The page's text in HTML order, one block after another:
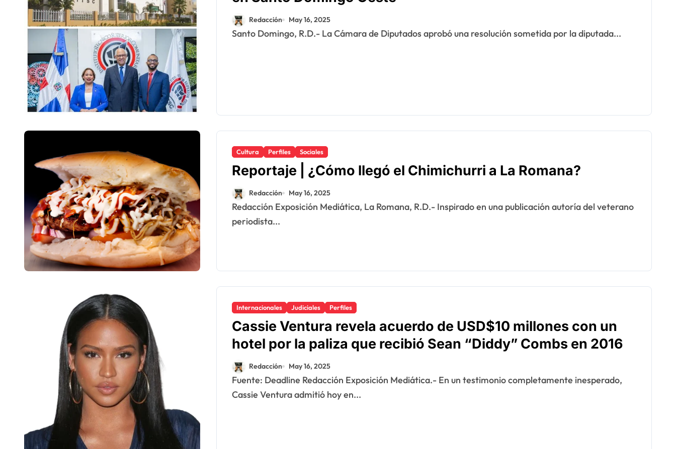
Redacción May 16, 2025
Santo Domingo, R.D.- La Cámara de Diputados aprobó una resolución sometida por la diputada...
Cultura Perfiles Sociales
Reportaje | ¿Cómo llegó el Chimichurri a La Romana?
Redacción May 16, 2025
Redacción Exposición Mediática, La Romana, R.D.- Inspirado en una publicación autoría del veterano
periodista...
Internacionales Judiciales Perfiles
Cassie Ventura revela acuerdo de USD$10 millones con un
hotel por la paliza que recibió Sean “Diddy” Combs en 2016
Redacción May 16, 2025
Fuente: Deadline Redacción Exposición Mediática.- En un testimonio completamente inesperado,
Cassie Ventura admitió hoy en...